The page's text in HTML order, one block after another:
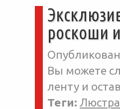
роскоши
Вы можете
ленту и
Теги: Люстра